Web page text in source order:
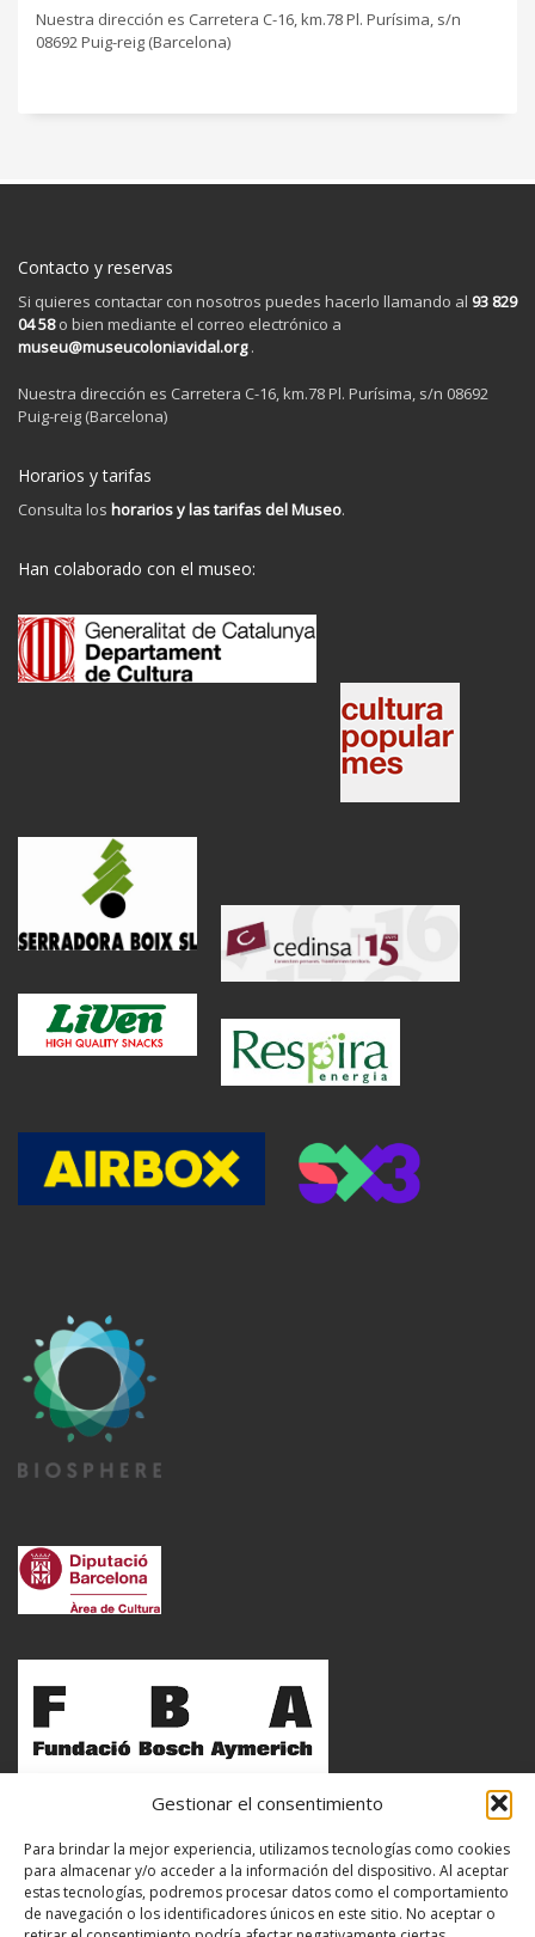
Gestionar el consentimiento
Para brindar la mejor experiencia, utilizamos tecnologías como cookies
para almacenar y/o acceder a la información del dispositivo. Al aceptar
estas tecnologías, podremos procesar datos como el comportamiento
de navegación o los identificadores únicos en este sitio. No aceptar o
Nuestra dirección es Carretera C-16, km.78 Pl. Purísima, s/n
08692 Puig-reig (Barcelona)
Contacto y reservas
Si quieres contactar con nosotros puedes hacerlo llamando al 93 829
04 58o bien mediante el correo electrónico a
museu@museucoloniavidal.org.
Nuestra dirección es Carretera C-16, km.78 Pl. Purísima, s/n 08692
Puig-reig (Barcelona)
Horarios y tarifas
Consulta los horarios y las tarifas del Museo.
Han colaborado con el museo: